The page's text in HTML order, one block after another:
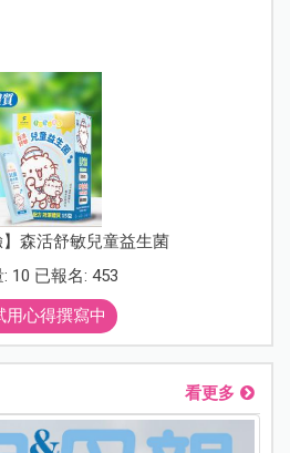
】森活舒敏兒童益生菌
10 已報名: 453
用心得撰寫中
看更多